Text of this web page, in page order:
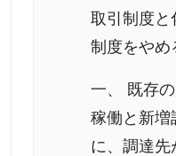
取引制度と
制度をやめ
一、 既存
稼働と新増
に、調達先